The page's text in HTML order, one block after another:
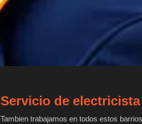
Servicio de
Tambien trabajamos en todos estos